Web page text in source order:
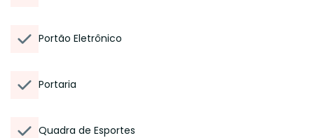
Portão Eletrônico
Portaria
Quadra de Esportes